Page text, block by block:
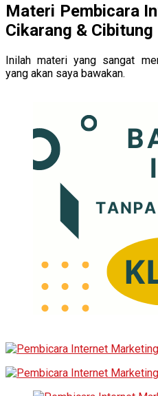
Materi Pembicara
Cikarang & Cibitung
Inilah materi yang sangat
yang akan saya bawakan.